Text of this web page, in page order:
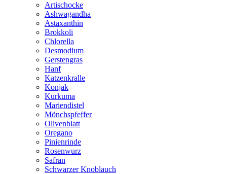
Artischocke
Ashwagandha
Astaxanthin
Brokkoli
Chlorella
Desmodium
Gerstengras
Hanf
Katzenkralle
Konjak
Kurkuma
Mariendistel
Mönchspfeffer
Olivenblatt
Oregano
Pinienrinde
Rosenwurz
Safran
Schwarzer Knoblauch